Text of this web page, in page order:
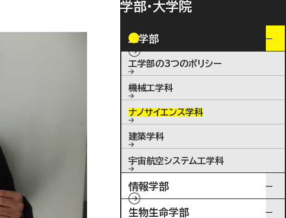
学部・大学院
工学部
工学部の3つのポリシー
機械工学科
ナノサイエンス学科
建築学科
宇宙航空システム工学科
情報学部
生物生命学部